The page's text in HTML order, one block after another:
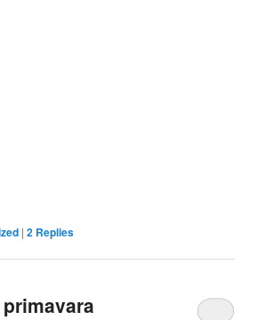
|2 Replies